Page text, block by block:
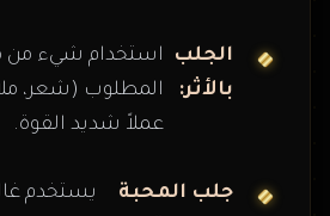
الجلب
بالأثر:
استخدام شيء من
المطلوب (شعر،
عملاً شديد القوة.
جلب المحبة
يستخدم